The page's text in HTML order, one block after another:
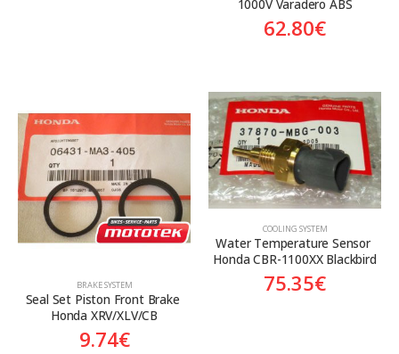
1000V Varadero ABS
62.80€
BRAKE SYSTEM
Seal Set Piston Front Brake
Honda XRV/XLV/CB
9.74€
COOLING SYSTEM
Water Temperature Sensor
Honda CBR-1100XX Blackbird
75.35€